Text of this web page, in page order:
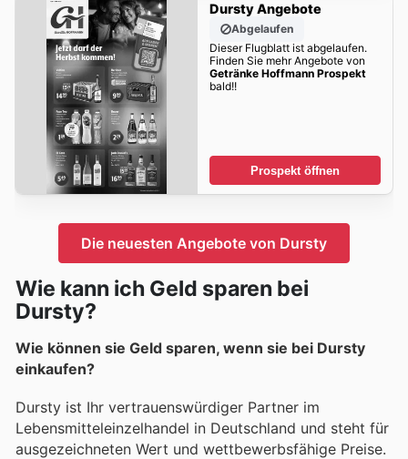
Dursty Angebote
Abgelaufen
Dieser Flugblatt ist abgelaufen.
Finden Sie mehr Angebote von
Getränke Hoffmann Prospekt
bald!!
Prospekt öffnen
Die neuesten Angebote von Dursty
Wie kann ich Geld sparen bei
Dursty?
Wie können sie Geld sparen, wenn sie bei Dursty
einkaufen?
Dursty ist Ihr vertrauenswürdiger Partner im
Lebensmitteleinzelhandel in Deutschland und steht für
ausgezeichneten Wert und wettbewerbsfähige Preise.